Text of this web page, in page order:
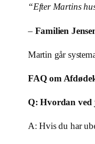
“Efter Martins
– Familien
Martin går
FAQ om
Q: Hvordan ved
A: Hvis du har